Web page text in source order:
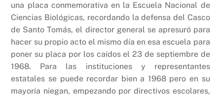
una placa conmemorativa en la Escuela Nacional de
Ciencias Biológicas, recordando la defensa del Casco
de Santo Tomás, el director general se apresuró para
hacer su propio acto el mismo día en esa escuela para
poner su placa por los caídos el 23 de septiembre de
1968. Para las instituciones y representantes
estatales se puede recordar bien a 1968 pero en su
mayoría niegan, empezando por directivos escolares,